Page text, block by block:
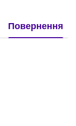
Повернення